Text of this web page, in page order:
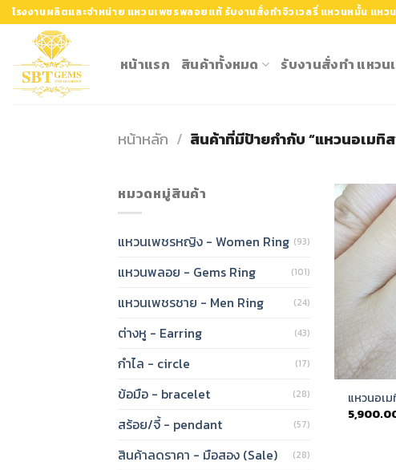
Skip
to
content
โรงงานผลิตและจำหน่าย แหวนเพชรพลอยแท้ รับงานสั่งทำจิวเวลรี่ แหวนหมั้น แ
หน้าแรก สินค้าทั้งหมด รับงานสั่งทำ แหว
หน้าหลัก / สินค้าที่มีป้ายกำกับ “แหวนอเมทิ
หมวดหมู่สินค้า
แหวนเพชรหญิง - Women Ring (93)
แหวนพลอย - Gems Ring (101)
แหวนเพชรชาย - Men Ring (24)
ต่างหู - Earring (43)
กำไล - circle (17)
ข้อมือ - bracelet (28)
สร้อย/จี้ - pendant (57)
สินค้าลดราคา - มือสอง (Sale) (28)
แหวนอเ